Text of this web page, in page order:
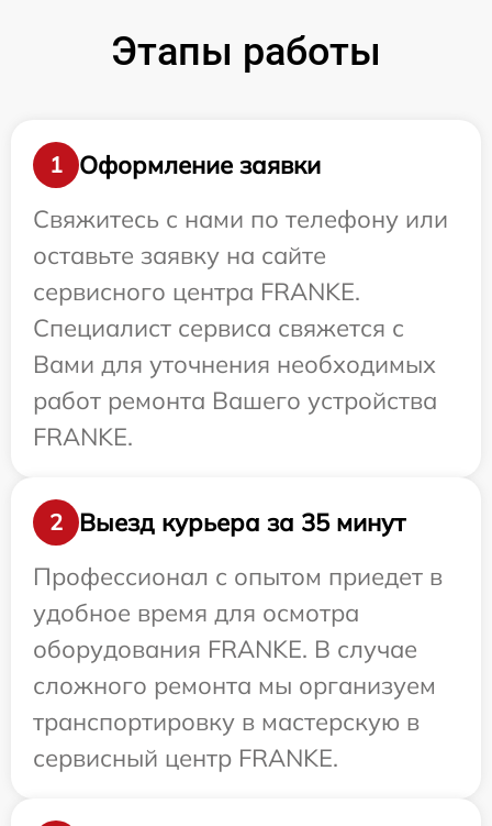
Этапы работы
1
Оформление заявки
Свяжитесь с нами по телефону или
оставьте заявку на сайте
сервисного центра FRANKE.
Специалист сервиса свяжется с
Вами для уточнения необходимых
работ ремонта Вашего устройства
FRANKE.
2
Выезд курьера за 35 минут
Профессионал с опытом приедет в
удобное время для осмотра
оборудования FRANKE. В случае
сложного ремонта мы организуем
транспортировку в мастерскую в
сервисный центр FRANKE.